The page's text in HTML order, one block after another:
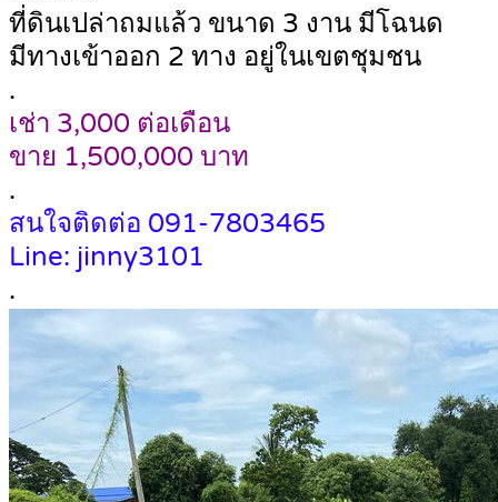
ที่ดินเปล่าถมแล้ว ขนาด 3 งาน มีโฉนด
มีทางเข้าออก 2 ทาง อยู่ในเขตชุมชน
.
เช่า 3,000 ต่อเดือน
ขาย 1,500,000 บาท
.
สนใจติดต่อ 091-7803465
Line: jinny3101
.